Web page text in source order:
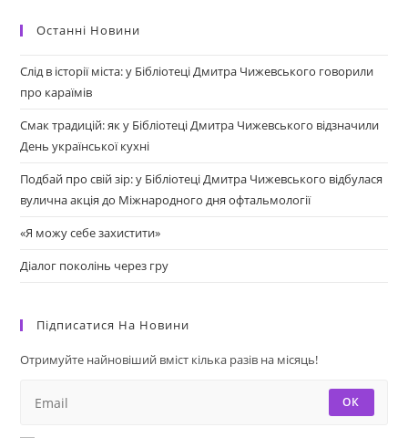
Останні Новини
Слід в історії міста: у Бібліотеці Дмитра Чижевського говорили
про караїмів
Смак традицій: як у Бібліотеці Дмитра Чижевського відзначили
День української кухні
Подбай про свій зір: у Бібліотеці Дмитра Чижевського відбулася
вулична акція до Міжнародного дня офтальмології
«Я можу себе захистити»
Діалог поколінь через гру
Підписатися На Новини
Отримуйте найновіший вміст кілька разів на місяць!
ОК